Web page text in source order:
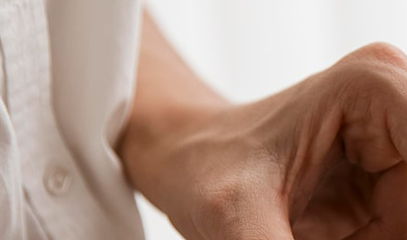
Apple
сервисный центр
+7(495)255-09-